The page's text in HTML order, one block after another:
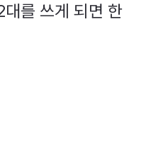
를 쓰게 되면 한